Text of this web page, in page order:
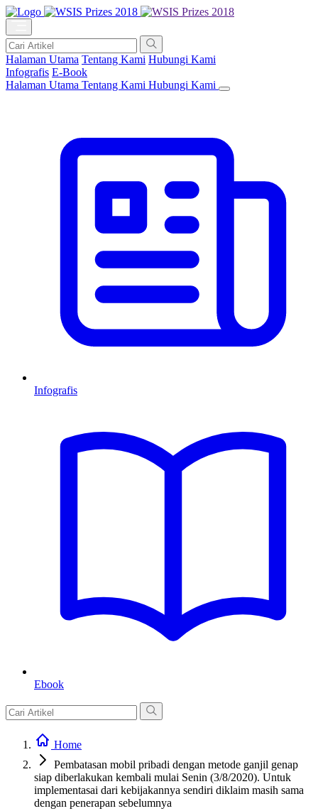
Halaman Utama Tentang Kami Hubungi Kami
Infografis E-Book
Halaman Utama Tentang Kami Hubungi Kami
Infografis
Ebook
Home
Pembatasan mobil pribadi dengan metode ganjil genap
siap diberlakukan kembali mulai Senin (3/8/2020). Untuk
implementasai dari kebijakannya sendiri diklaim masih sama
dengan penerapan sebelumnya